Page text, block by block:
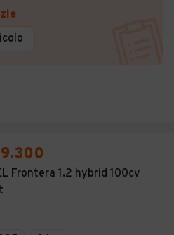
Frontera 1.2 hybrid 100cv